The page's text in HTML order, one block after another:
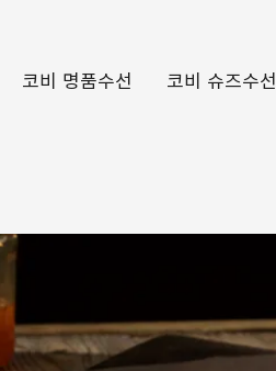
코비 명품수선 코비 슈즈수선